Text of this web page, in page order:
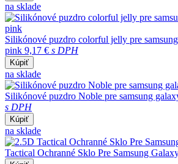
na sklade
Silikónové puzdro colorful jelly pre
pink 9,17 € s DPH
Kúpiť
na sklade
Silikónové puzdro Noble pre samsung
s DPH
Kúpiť
na sklade
Tactical Ochranné Sklo Pre Samsung